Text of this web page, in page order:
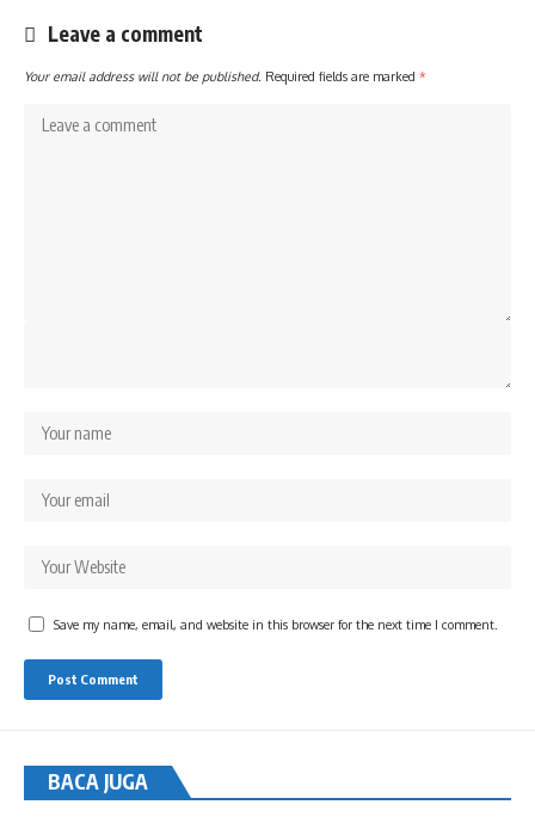
Leave a comment
Your email address will not be published. Required fields are marked *
Save my name, email, and website in this browser for the next time I comment.
BACA JUGA